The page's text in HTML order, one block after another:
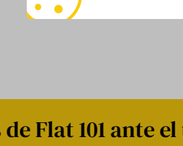
Flat 101 ante